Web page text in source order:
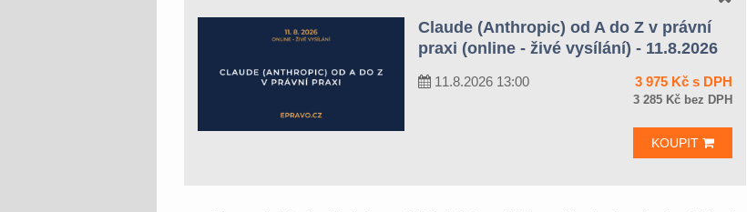
Claude (Anthropic) od A do Z v právní
praxi (online - živé vysílání) - 11.8.2026
11.8.2026 13:00 3 975 Kč s DPH
3 285 Kč bez DPH
KOUPIT